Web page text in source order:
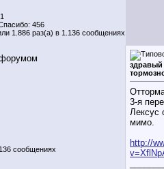
456
1.886 раз(а) в 1.136 сообщениях
сообщениях
здравый
3-я
Лексус
мимо.
http://